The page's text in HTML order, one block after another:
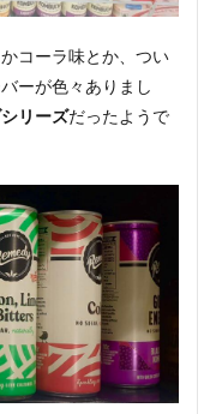
コーラ味とか、つい
ーが色々ありまし
リーズだったようで